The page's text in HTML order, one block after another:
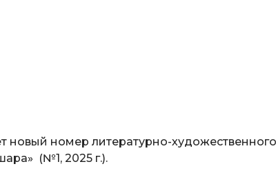
новый номер литературно-
(№1, 2025 г.).